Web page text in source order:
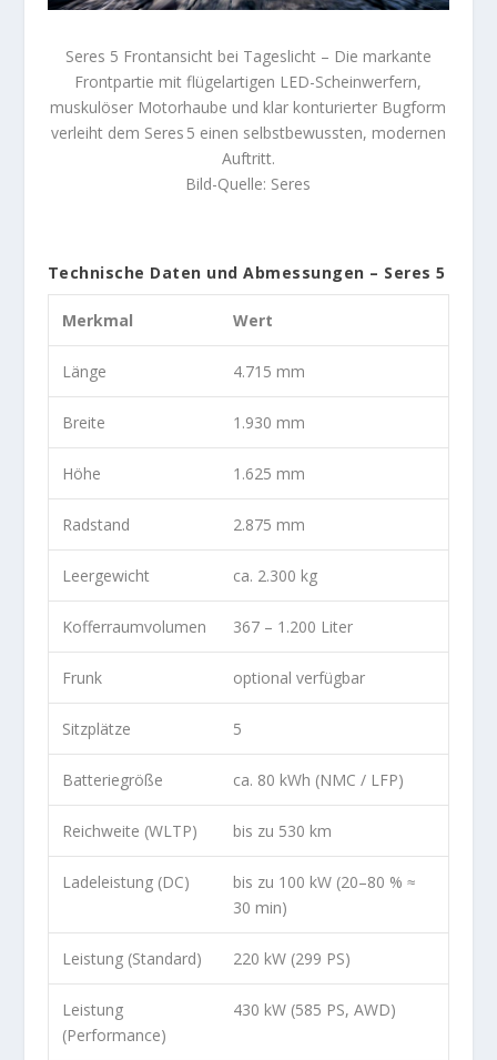
Seres 5 Frontansicht bei Tageslicht – Die markante
Frontpartie mit flügelartigen LED-Scheinwerfern,
muskulöser Motorhaube und klar konturierter Bugform
verleiht dem Seres 5 einen selbstbewussten, modernen
Auftritt.
Bild-Quelle: Seres
Technische Daten und Abmessungen – Seres 5
Merkmal Wert
Länge 4.715 mm
Breite 1.930 mm
Höhe 1.625 mm
Radstand 2.875 mm
Leergewicht ca. 2.300 kg
Kofferraumvolumen 367 – 1.200 Liter
Frunk optional verfügbar
Sitzplätze 5
Batteriegröße ca. 80 kWh (NMC / LFP)
Reichweite (WLTP) bis zu 530 km
Ladeleistung (DC)
bis zu 100 kW (20–80 % ≈
30 min)
Leistung (Standard) 220 kW (299 PS)
Leistung
(Performance)
430 kW (585 PS, AWD)